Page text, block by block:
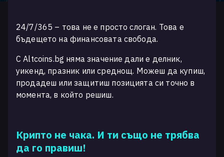
24/7/365 – това не е просто слоган. Това е
бъдещето на финансовата свобода.
С Altcoins.bg няма значение дали е делник,
уикенд, празник или среднощ. Можеш да купиш,
продадеш или защитиш позицията си точно в
момента, в който решиш.
Крипто не чака. И ти също не трябва
да го правиш!